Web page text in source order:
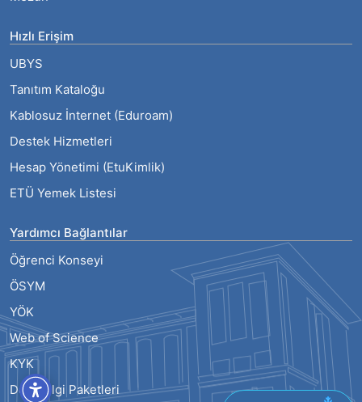
Hızlı Erişim
UBYS
Tanıtım Kataloğu
Kablosuz İnternet (Eduroam)
Destek Hizmetleri
Hesap Yönetimi (EtuKimlik)
ETÜ Yemek Listesi
Yardımcı Bağlantılar
Öğrenci Konseyi
ÖSYM
YÖK
Web of Science
KYK
Ders Bilgi Paketleri